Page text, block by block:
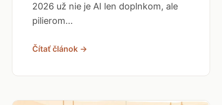
2026 už nie je AI len doplnkom, ale
pilierom...
Čítať článok →